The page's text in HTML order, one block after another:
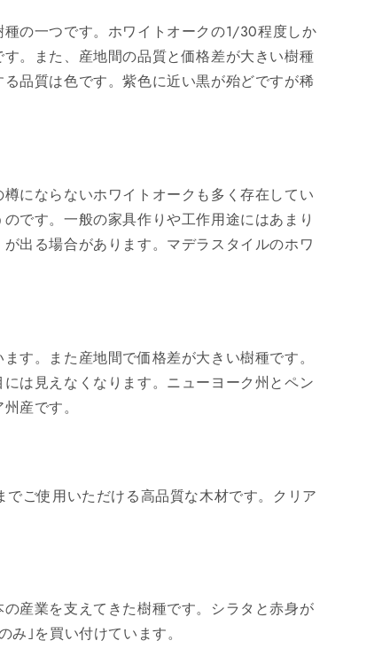
の一つです。ホワイトオークの1/30程度しか
。また、産地間の品質と価格差が大きい樹種
品質は色です。紫色に近い黒が殆どですが稀
にならないホワイトオークも多く存在してい
です。一般の家具作りや工作用途にはあまり
出る場合があります。マデラスタイルのホワ
す。また産地間で価格差が大きい樹種です。
は見えなくなります。ニューヨーク州とペン
産です。
ご使用いただける高品質な木材です。クリア
産業を支えてきた樹種です。シラタと赤身が
｣を買い付けています。